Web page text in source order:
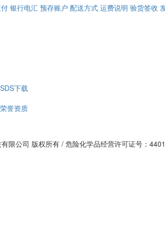
银行电汇 预存账户 配送方式 运费说明 验货签收
下载
荣誉资质
限公司 版权所有 / 危险化学品经营许可证号：